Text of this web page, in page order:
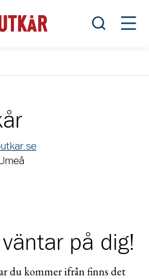
Öppna
på dig!
du kommer ifrån finns det